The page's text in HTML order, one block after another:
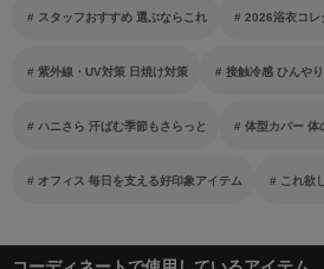
スタッフおすすめ 選ぶならこれ 2026浴衣コレ
紫外線・UV対策 日焼け対策 接触冷感 ひんや
ハニさら 汗ばむ季節もさらっと 体型カバー 体
オフィス 毎日を支える好印象アイテム これ欲